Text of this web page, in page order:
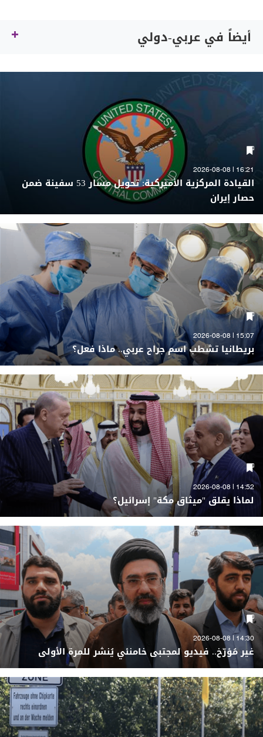
أيضاً في عربي-دولي
16:21 | 2026-08-08
القيادة المركزية الأميركية: تحويل مسار 53 سفينة ضمن
حصار إيران
15:07 | 2026-08-08
بريطانيا تشطب اسم جراح عربي.. ماذا فعل؟
14:52 | 2026-08-08
لماذا يقلق "ميثاق مكة" إسرائيل؟
14:30 | 2026-08-08
غير مُؤرّخ.. فيديو لمجتبى خامنئي يُنشر للمرة الأولى